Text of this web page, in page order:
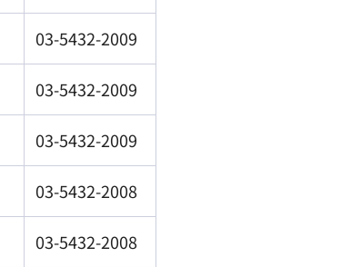
03-5432-2009
03-5432-2009
03-5432-2009
03-5432-2008
03-5432-2008